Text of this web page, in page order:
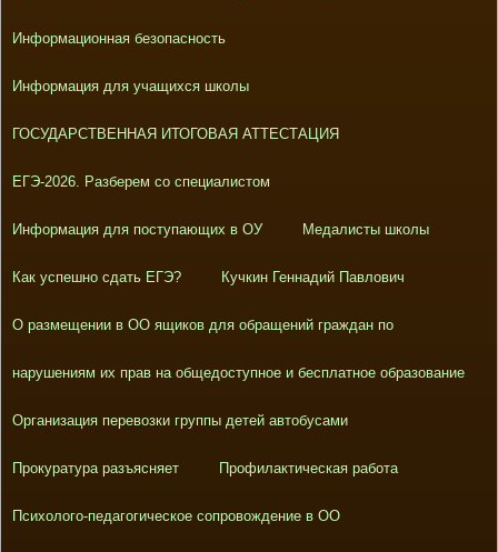
Информационная безопасность
Информация для учащихся школы
ГОСУДАРСТВЕННАЯ ИТОГОВАЯ АТТЕСТАЦИЯ
ЕГЭ-2026. Разберем со специалистом
Информация для поступающих в ОУ Медалисты школы
Как успешно сдать ЕГЭ? Кучкин Геннадий Павлович
О размещении в ОО ящиков для обращений граждан по
нарушениям их прав на общедоступное и бесплатное образование
Организация перевозки группы детей автобусами
Прокуратура разъясняет Профилактическая работа
Психолого-педагогическое сопровождение в ОО